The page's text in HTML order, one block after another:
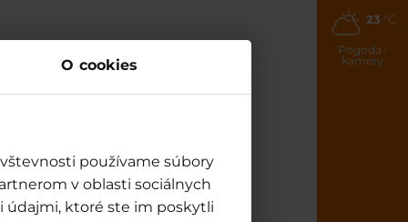
O cookies
používame súbory
v oblasti sociálnych
údajmi, ktoré ste im poskytli
23 °C
Pogoda i
kamery